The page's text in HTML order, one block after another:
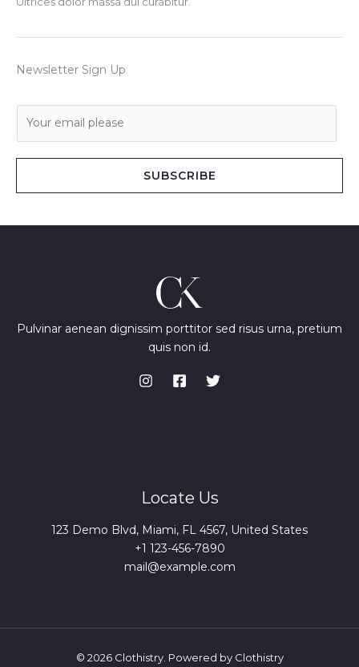
Newsletter Sign Up
SUBSCRIBE
Pulvinar aenean dignissim porttitor sed risus urna, pretium
quis non id.
Locate Us
123 Demo Blvd, Miami, FL 4567, United States
+1 123-456-7890
mail@example.com
© 2026 Clothistry. Powered by Clothistry